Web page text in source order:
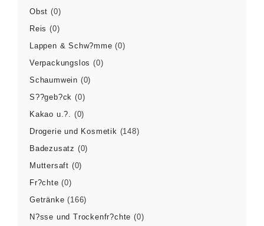
Obst (0)
Reis (0)
Lappen & Schw?mme (0)
Verpackungslos (0)
Schaumwein (0)
S??geb?ck (0)
Kakao u.?. (0)
Drogerie und Kosmetik (148)
Badezusatz (0)
Muttersaft (0)
Fr?chte (0)
Getränke (166)
N?sse und Trockenfr?chte (0)